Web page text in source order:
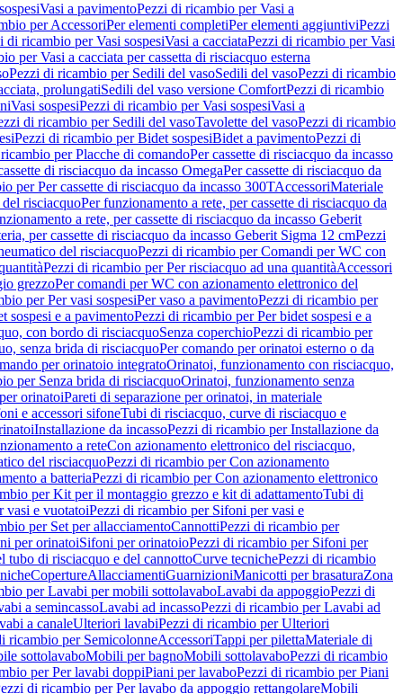
Vasi a pavimentoPezzi di ricambio per Vasi a
per AccessoriPer elementi completiPer elementi aggiuntiviPezzi
di ricambio per Vasi sospesiVasi a cacciataPezzi di ricambio per Vasi
per Vasi a cacciata per cassetta di risciacquo esterna
Pezzi di ricambio per Sedili del vasoSedili del vasoPezzi di ricambio
prolungatiSedili del vaso versione ComfortPezzi di ricambio
Vasi sospesiPezzi di ricambio per Vasi sospesiVasi a
di ricambio per Sedili del vasoTavolette del vasoPezzi di ricambio
Pezzi di ricambio per Bidet sospesiBidet a pavimentoPezzi di
per Placche di comandoPer cassette di risciacquo da incasso
di risciacquo da incasso OmegaPer cassette di risciacquo da
per Per cassette di risciacquo da incasso 300TAccessoriMateriale
risciacquoPer funzionamento a rete, per cassette di risciacquo da
a rete, per cassette di risciacquo da incasso Geberit
per cassette di risciacquo da incasso Geberit Sigma 12 cmPezzi
del risciacquoPezzi di ricambio per Comandi per WC con
Pezzi di ricambio per Per risciacquo ad una quantitàAccessori
grezzoPer comandi per WC con azionamento elettronico del
per Per vasi sospesiPer vaso a pavimentoPezzi di ricambio per
sospesi e a pavimentoPezzi di ricambio per Per bidet sospesi e a
con bordo di risciacquoSenza coperchioPezzi di ricambio per
senza brida di risciacquoPer comando per orinatoi esterno o da
per orinatoio integratoOrinatoi, funzionamento con risciacquo,
per Senza brida di risciacquoOrinatoi, funzionamento senza
orinatoiPareti di separazione per orinatoi, in materiale
e accessori sifoneTubi di risciacquo, curve di risciacquo e
Installazione da incassoPezzi di ricambio per Installazione da
a reteCon azionamento elettronico del risciacquo,
del risciacquoPezzi di ricambio per Con azionamento
a batteriaPezzi di ricambio per Con azionamento elettronico
per Kit per il montaggio grezzo e kit di adattamentoTubi di
vasi e vuotatoiPezzi di ricambio per Sifoni per vasi e
per Set per allacciamentoCannottiPezzi di ricambio per
per orinatoiSifoni per orinatoioPezzi di ricambio per Sifoni per
tubo di risciacquo e del cannottoCurve tecnichePezzi di ricambio
CopertureAllacciamentiGuarnizioniManicotti per brasaturaZona
per Lavabi per mobili sottolavaboLavabi da appoggioPezzi di
a semincassoLavabi ad incassoPezzi di ricambio per Lavabi ad
a canaleUlteriori lavabiPezzi di ricambio per Ulteriori
ricambio per SemicolonneAccessoriTappi per pilettaMateriale di
sottolavaboMobili per bagnoMobili sottolavaboPezzi di ricambio
per Per lavabi doppiPiani per lavaboPezzi di ricambio per Piani
di ricambio per Per lavabo da appoggio rettangolareMobili